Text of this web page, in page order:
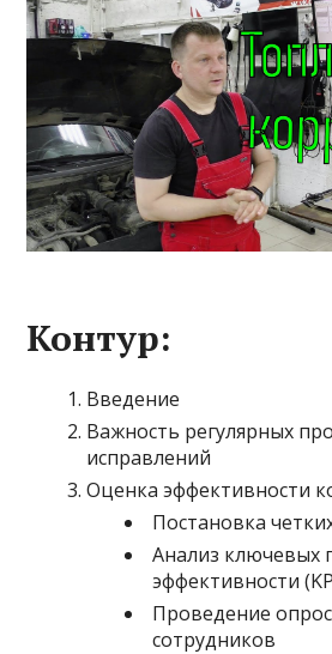
Контур:
Введение
Важность регулярных
исправлений
Оценка эффективности
Постановка
Анализ ключевых
эффективности
Проведение
сотрудников